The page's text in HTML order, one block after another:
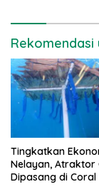
Rekomendasi
Tingkatkan
Nelayan, Atraktor
Dipasang di Coral